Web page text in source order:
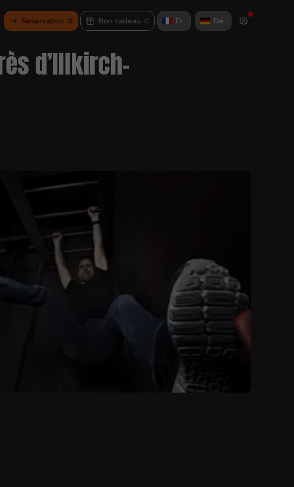
Reservation Bon cadeau Fr De
d’Illkirch-